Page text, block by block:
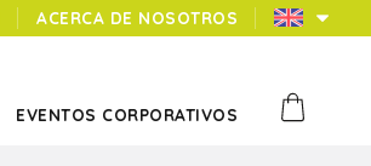
ACERCA DE NOSOTROS
EVENTOS CORPORATIVOS